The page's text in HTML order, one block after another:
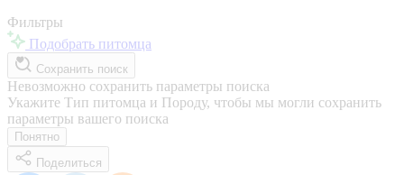
Фильтры
Подобрать питомца
Сохранить поиск
Невозможно сохранить параметры поиска
Укажите Тип питомца и Породу, чтобы мы могли сохранить
параметры вашего поиска
Понятно
Поделиться